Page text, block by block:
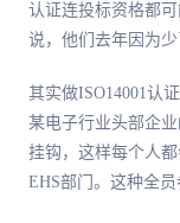
认证连投标资格都
说，他们去年因为
其实做ISO14001认
某电子行业头部企
挂钩，这样每个人
EHS部门。这种全